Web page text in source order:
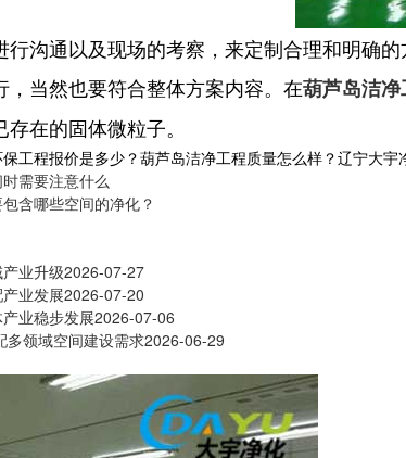
沟通以及现场的考察，来定制合理和明确
当然也要符合整体方案内容。在葫芦岛洁
在的固体微粒子。
工程报价是多少？葫芦岛洁净工程质量怎么样？辽宁大
需要注意什么
含哪些空间的净化？
业升级2026-07-27
业发展2026-07-20
业稳步发展2026-07-06
多领域空间建设需求2026-06-29